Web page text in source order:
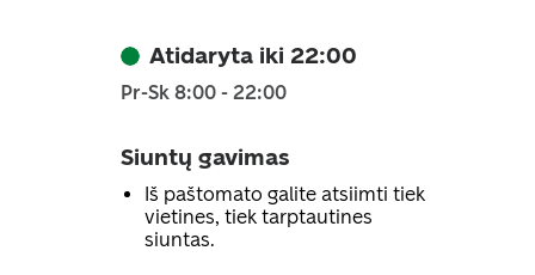
Atidaryta iki 22:00
Pr-Sk 8:00 - 22:00
Siuntų gavimas
Iš paštomato galite atsiimti tiek
vietines, tiek tarptautines
siuntas.